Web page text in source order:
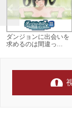
ダンジョンに出会いを
求めるのは間違っ...